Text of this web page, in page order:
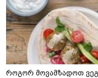
როგორ მოვამზადოთ